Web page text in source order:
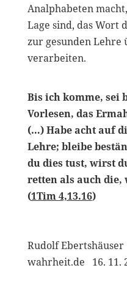
Analphabeten
Lage sind, das Wort
zur gesunden Lehre
verarbeiten.
Bis ich komme, sei
Vorlesen, das
(…) Habe acht auf
Lehre; bleibe
du dies tust, wirst
retten als auch die,
(1Tim 4,13.16)
Rudolf
wahrheit.de 16. 11.